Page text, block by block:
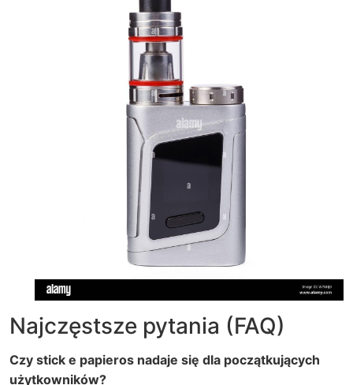
Najczęstsze pytania (FAQ)
Czy stick e papieros nadaje się dla początkujących
użytkowników?